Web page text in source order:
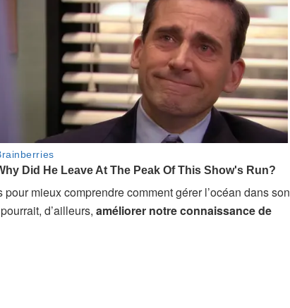
mieux comprendre comment gérer l’océan dans son
d’ailleurs, améliorer notre connaissance de